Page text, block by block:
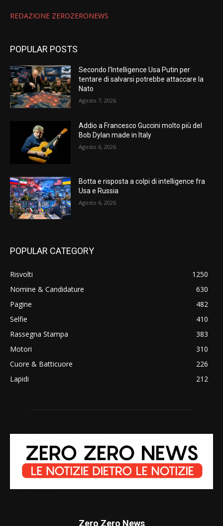
REDAZIONE ZEROZERONEWS
POPULAR POSTS
Secondo l’Intelligence Usa Putin per
tentare di salvarsi potrebbe attaccare la
Nato
Agosto 7, 2026
Addio a Francesco Guccini molto più del
Bob Dylan made in Italy
Agosto 6, 2026
Botta e risposta a colpi di intelligence fra
Usa e Russia
Agosto 6, 2026
POPULAR CATEGORY
Risvolti
1250
Nomine & Candidature
630
Pagine
482
Selfie
410
Rassegna Stampa
383
Motori
310
Cuore & Batticuore
226
Lapidi
212
Zero Zero News